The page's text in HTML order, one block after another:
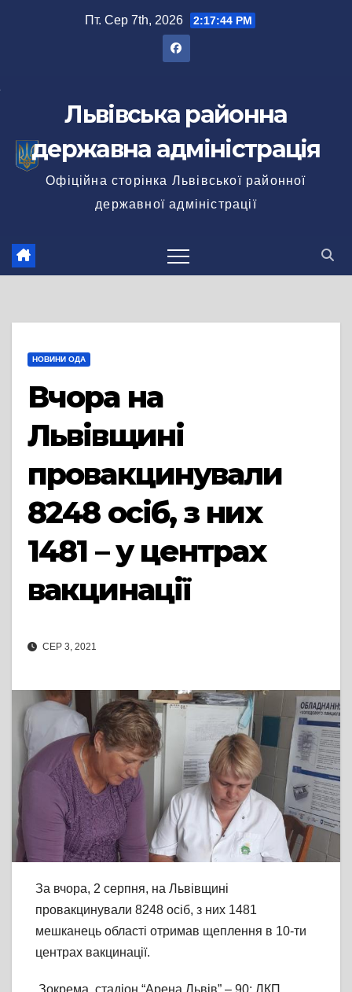
Пт. Сер 7th, 2026 2:17:45 PM
Львівська районна
державна адміністрація
Офіційна сторінка Львівської районної
державної адміністрації
НОВИНИ ОДА
Вчора на
Львівщині
провакцинували
8248 осіб, з них
1481 – у центрах
вакцинації
СЕР 3, 2021
За вчора, 2 серпня, на Львівщині
провакцинували 8248 осіб, з них 1481
мешканець області отримав щеплення в 10-ти
центрах вакцинації.